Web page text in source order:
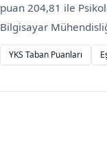
puan 204,81 ile
Bilgisayar
YKS Taban Puanları